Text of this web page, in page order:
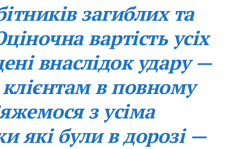
загиблих та
вартість усіх
внаслідок удару —
в повному
з усіма
які були в дорозі —